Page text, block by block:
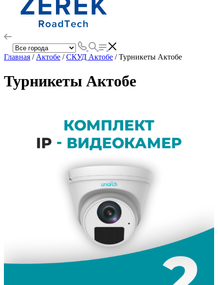
Главная / Актобе /СКУД Актобе / Турникеты Актобе
Турникеты Актобе